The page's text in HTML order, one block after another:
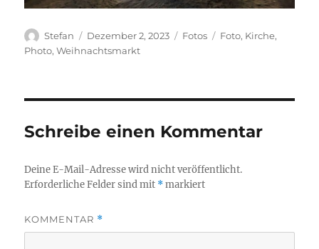
Autor
Stefan
Veröffentlicht
am
Dezember 2, 2023 Kategorien
Fotos Schlagwörter
Foto, Kirche,
Photo,Weihnachtsmarkt
Schreibe einen Kommentar
Deine E-Mail-Adresse wird nicht veröffentlicht.
Erforderliche Felder sind mit *markiert
KOMMENTAR *